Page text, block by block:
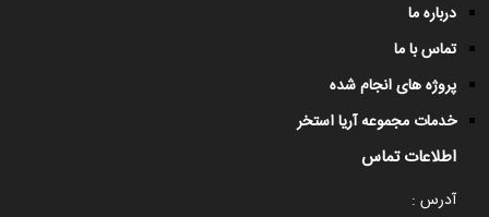
درباره ما
تماس با ما
پروژه های انجام شده
خدمات مجموعه آریا استخر
اطلاعات تماس
آدرس :